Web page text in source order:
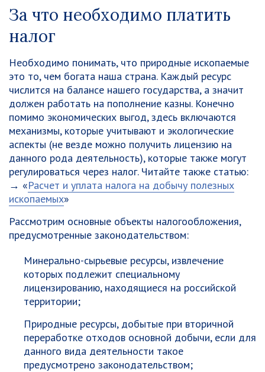
За что необходимо платить
налог
Необходимо понимать, что природные ископаемые
это то, чем богата наша страна. Каждый ресурс
числится на балансе нашего государства, а значит
должен работать на пополнение казны. Конечно
помимо экономических выгод, здесь включаются
механизмы, которые учитывают и экологические
аспекты (не везде можно получить лицензию на
данного рода деятельность), которые также могут
регулироваться через налог. Читайте также статью:
→ «Расчет и уплата налога на добычу полезных
ископаемых»
Рассмотрим основные объекты налогообложения,
предусмотренные законодательством:
Минерально-сырьевые ресурсы, извлечение
которых подлежит специальному
лицензированию, находящиеся на российской
территории;
Природные ресурсы, добытые при вторичной
переработке отходов основной добычи, если для
данного вида деятельности такое
предусмотрено законодательством;